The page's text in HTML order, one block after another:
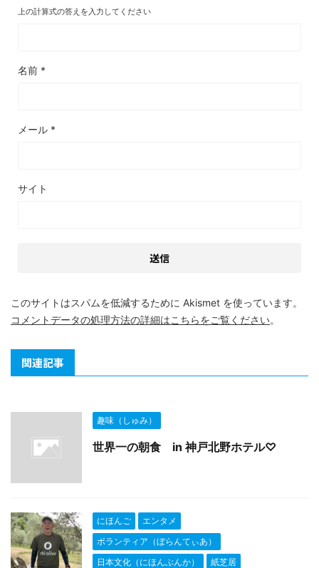
上の計算式の答えを入力してください
名前 *
メール *
サイト
このサイトはスパムを低減するために Akismet を使っています。
コメントデータの処理方法の詳細はこちらをご覧ください。
関連記事
趣味（しゅみ）
世界一の朝食 in 神戸北野ホテル♡
にほんご
エンタメ
ボランティア（ぼらんてぃあ）
日本文化（にほんぶんか）
紙芝居